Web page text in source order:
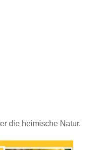
die heimische Natur.